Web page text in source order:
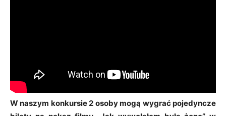
W naszym konkursie 2 osoby mogą wygrać pojedyncze